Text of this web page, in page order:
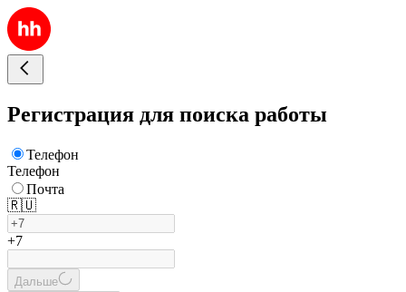
Регистрация для поиска работы
Телефон
Телефон
Почта
🇷🇺
+7
Дальше